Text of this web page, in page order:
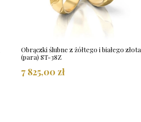
Obrączki ślubne z żółtego i białego złota
(para) ST-38Z
7 825,00 zł